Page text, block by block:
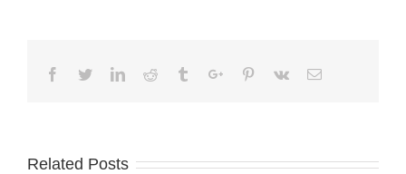
Facebook
TwitterLinkedinReddit TumblrGoogle+Pinterest
Vk Email
Related Posts